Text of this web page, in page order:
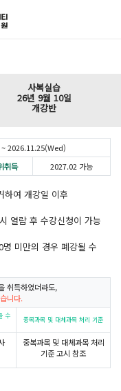
사복실습
26년 9월 10일
개강반
2026.11.25(Wed)
취득 2027.02 가능
하여 개강일 이후
열람 후 수강신청이 가능
미만의 경우 폐강될 수
취득하였더라도,
니다.
수
중복과목 및 대체과목 처리 기준
중복과목 및 대체과목 처리
기준 고시 참조